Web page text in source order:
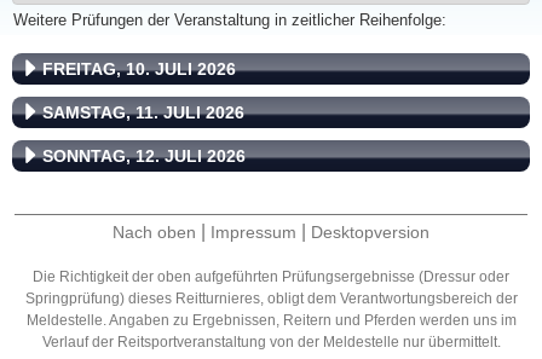
Weitere Prüfungen der Veranstaltung in zeitlicher Reihenfolge:
FREITAG, 10. JULI 2026
SAMSTAG, 11. JULI 2026
SONNTAG, 12. JULI 2026
Nach oben Impressum Desktopversion
Die Richtigkeit der oben aufgeführten Prüfungsergebnisse (Dressur oder
Springprüfung) dieses Reitturnieres, obligt dem Verantwortungsbereich der
Meldestelle. Angaben zu Ergebnissen, Reitern und Pferden werden uns im
Verlauf der Reitsportveranstaltung von der Meldestelle nur übermittelt.